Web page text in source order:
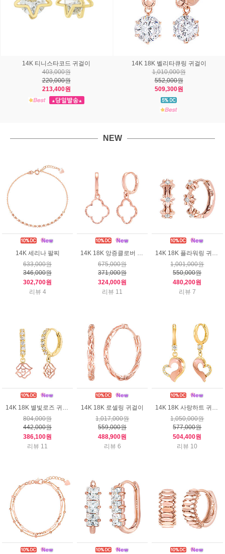
14K 18K 실비아드롭 귀걸이
544,000원
297,000원
288,100원
14K 18K 코첼라 귀걸이
730,000원
399,000원
387,100원
NEW
14K 세리나 팔찌
633,000원
346,000원
302,700원
리뷰 4
14K 18K 앙증클로버 귀걸이
675,000원
371,000원
324,000원
리뷰 11
14K 18K 플라워링 귀걸이
1,001,000원
550,000원
480,200원
리뷰 7
14K 18K 별빛로즈 귀걸이
804,000원
442,000원
386,100원
리뷰 11
14K 18K 로셀링 귀걸이
1,017,000원
559,000원
488,900원
리뷰 6
14K 18K 사랑하트 귀걸이
1,050,000원
577,000원
504,400원
리뷰 10